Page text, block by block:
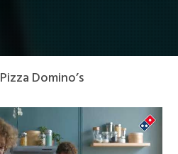
Pizza Domino’s